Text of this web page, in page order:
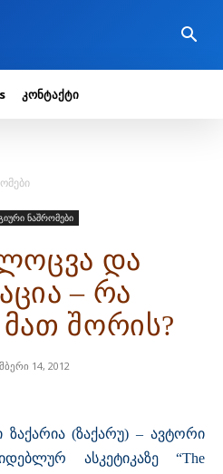
კონტაქტი
ნაშრომები
და
– რა
მათ შორის?
14, 2012
(ზაქარუ) – ავტორი
ასკეტიკაზე “The